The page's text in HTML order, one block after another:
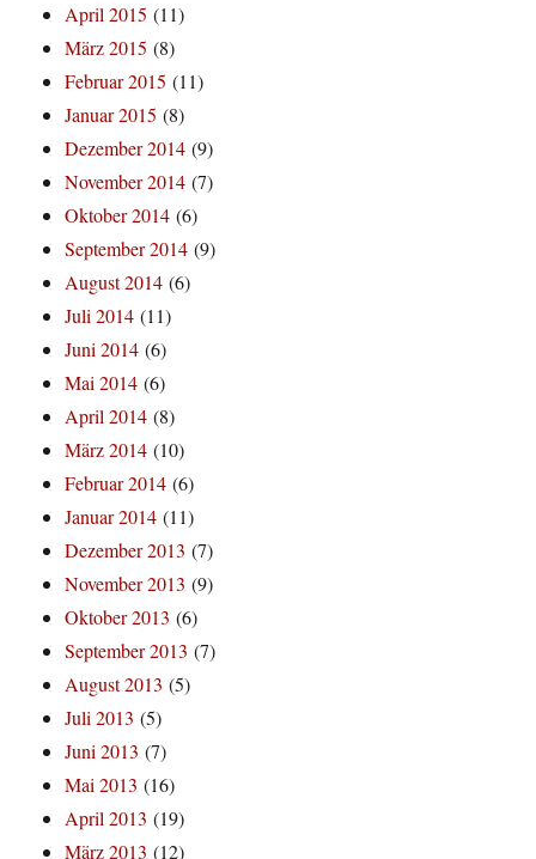
April 2015 (11)
März 2015 (8)
Februar 2015 (11)
Januar 2015 (8)
Dezember 2014 (9)
November 2014 (7)
Oktober 2014 (6)
September 2014 (9)
August 2014 (6)
Juli 2014 (11)
Juni 2014 (6)
Mai 2014 (6)
April 2014 (8)
März 2014 (10)
Februar 2014 (6)
Januar 2014 (11)
Dezember 2013 (7)
November 2013 (9)
Oktober 2013 (6)
September 2013 (7)
August 2013 (5)
Juli 2013 (5)
Juni 2013 (7)
Mai 2013 (16)
April 2013 (19)
März 2013 (12)